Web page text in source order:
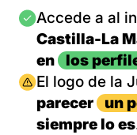
Imagen
Accede a al
Castilla-La
en
los
Imagen
El logo de la
parecer
un
siempre lo es